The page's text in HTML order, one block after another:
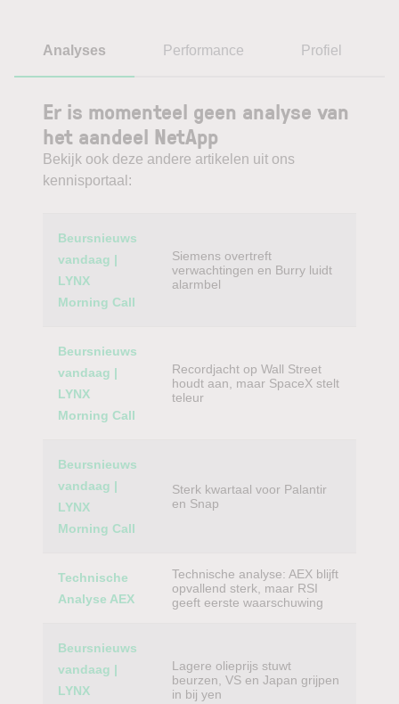
Analyses Performance Profiel
Er is momenteel geen analyse van
het aandeel NetApp
Bekijk ook deze andere artikelen uit ons
kennisportaal:
Category
Beursnieuws
vandaag |
LYNX
Morning Call
Siemens overtreft
verwachtingen en Burry luidt
alarmbel
Beursnieuws
vandaag |
LYNX
Morning Call
Recordjacht op Wall Street
houdt aan, maar SpaceX stelt
teleur
Beursnieuws
vandaag |
LYNX
Morning Call
Sterk kwartaal voor Palantir
en Snap
Technische
Analyse AEX
Technische analyse: AEX blijft
opvallend sterk, maar RSI
geeft eerste waarschuwing
Beursnieuws
vandaag |
LYNX
Lagere olieprijs stuwt
beurzen, VS en Japan grijpen
in bij yen